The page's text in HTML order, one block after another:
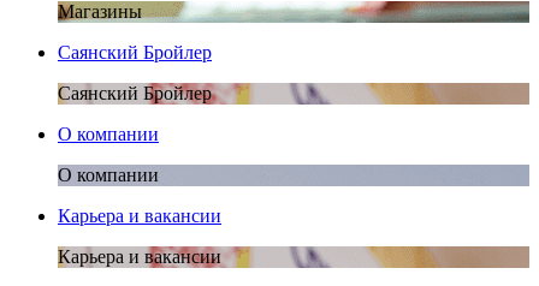
Магазины
Саянский Бройлер
Саянский Бройлер
О компании
О компании
Карьера и вакансии
Карьера и вакансии